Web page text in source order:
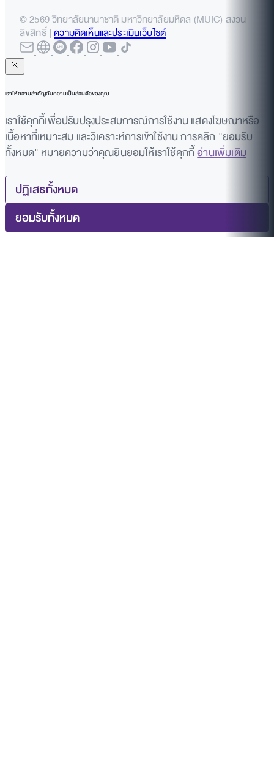
© 2569 วิทยาลัยนานาชาติ มหาวิทยาลัยมหิดล (MUIC) สงวน
ลิขสิทธิ์ |ความคิดเห็นและประเมินเว็บไซต์
เราให้ความสำคัญกับความเป็นส่วนตัวของคุณ
เราใช้คุกกี้เพื่อปรับปรุงประสบการณ์การใช้งาน แสดงโฆษณาหรือ
เนื้อหาที่เหมาะสม และวิเคราะห์การเข้าใช้งาน การคลิก "ยอมรับ
ทั้งหมด" หมายความว่าคุณยินยอมให้เราใช้คุกกี้อ่านเพิ่มเติม
ปฏิเสธทั้งหมด
ยอมรับทั้งหมด